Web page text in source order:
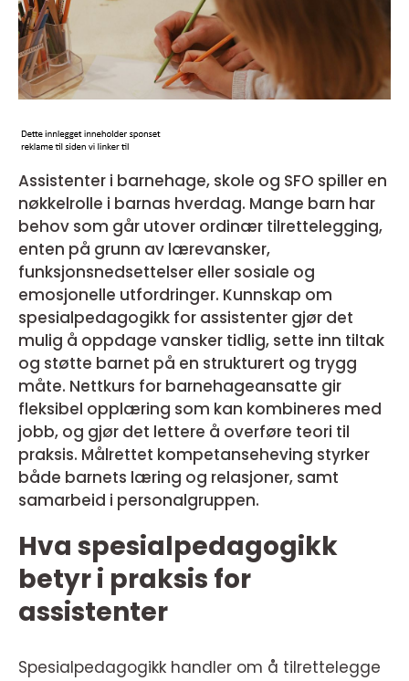
Assistenter i barnehage, skole og SFO spiller en
nøkkelrolle i barnas hverdag. Mange barn har
behov som går utover ordinær tilrettelegging,
enten på grunn av lærevansker,
funksjonsnedsettelser eller sosiale og
emosjonelle utfordringer. Kunnskap om
spesialpedagogikk for assistenter gjør det
mulig å oppdage vansker tidlig, sette inn tiltak
og støtte barnet på en strukturert og trygg
måte. Nettkurs for barnehageansatte gir
fleksibel opplæring som kan kombineres med
jobb, og gjør det lettere å overføre teori til
praksis. Målrettet kompetanseheving styrker
både barnets læring og relasjoner, samt
samarbeid i personalgruppen.
Hva spesialpedagogikk
betyr i praksis for
assistenter
Spesialpedagogikk handler om å tilrettelegge